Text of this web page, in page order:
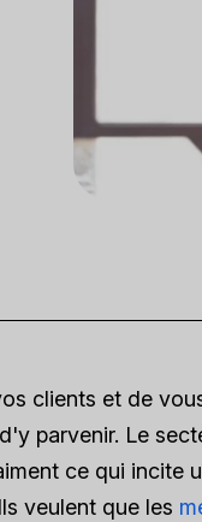
clients et de
parvenir. Le
ce qui incite
veulent que les